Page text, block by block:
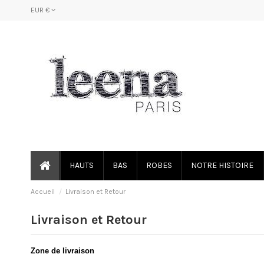
EUR €
HAUTS BAS ROBES NOTRE HISTOIRE
Accueil Livraison et Retour
Livraison et Retour
Zone de livraison